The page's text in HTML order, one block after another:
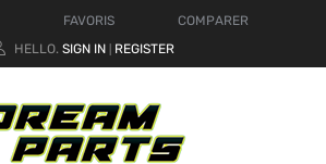
FAVORIS
COMPARER
HELLO. SIGN IN REGISTER